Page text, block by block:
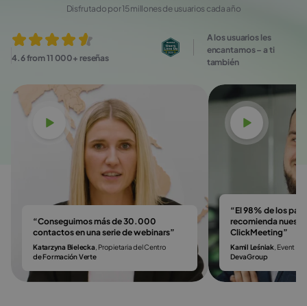
4.6 from 11 000+ reseñas
Disfrutado por 15 millones de usuarios cada año
A los usuarios les
encantamos – a ti
también
Ver vídeo
“Conseguimos más de 30.000
contactos en una serie de webinars”
Katarzyna Bielecka, Propietaria del Centro
de Formación Verte
Ver vídeo
“El 98% de los
recomienda
ClickMeeting”
Kamil Leśniak , Event &
DevaGroup